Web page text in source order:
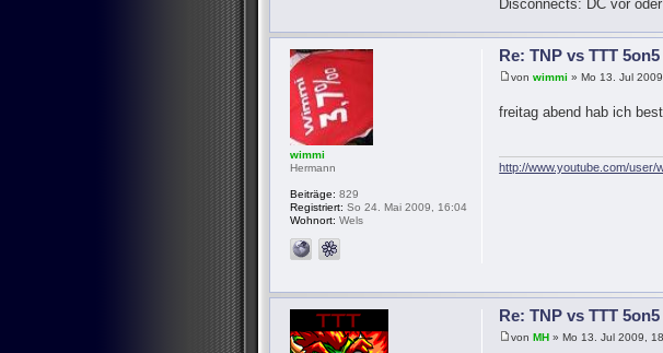
Disconnects: DC vor
Re: TNP vs TTT
vonwimmi » Mo 13. Jul
freitag abend hab ich
http://www.youtube.com/user/
wimmi
Hermann
Beiträge: 829
Registriert: So 24. Mai 2009, 16:04
Wohnort: Wels
Re: TNP vs TTT
vonMH » Mo 13. Jul 2009,